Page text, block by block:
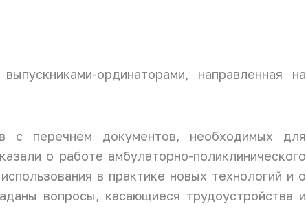
ординаторами, направленная на
с перечнем документов, необходимых для
о работе амбулаторно-поликлинического
в практике новых технологий и о
вопросы, касающиеся трудоустройства и